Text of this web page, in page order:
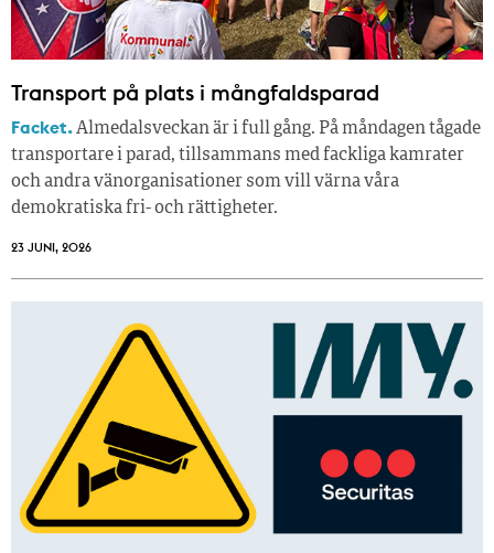
Transport på plats i mångfaldsparad
Facket.Almedalsveckan är i full gång. På måndagen tågade
transportare i parad, tillsammans med fackliga kamrater
och andra vänorganisationer som vill värna våra
demokratiska fri- och rättigheter.
23 JUNI, 2026